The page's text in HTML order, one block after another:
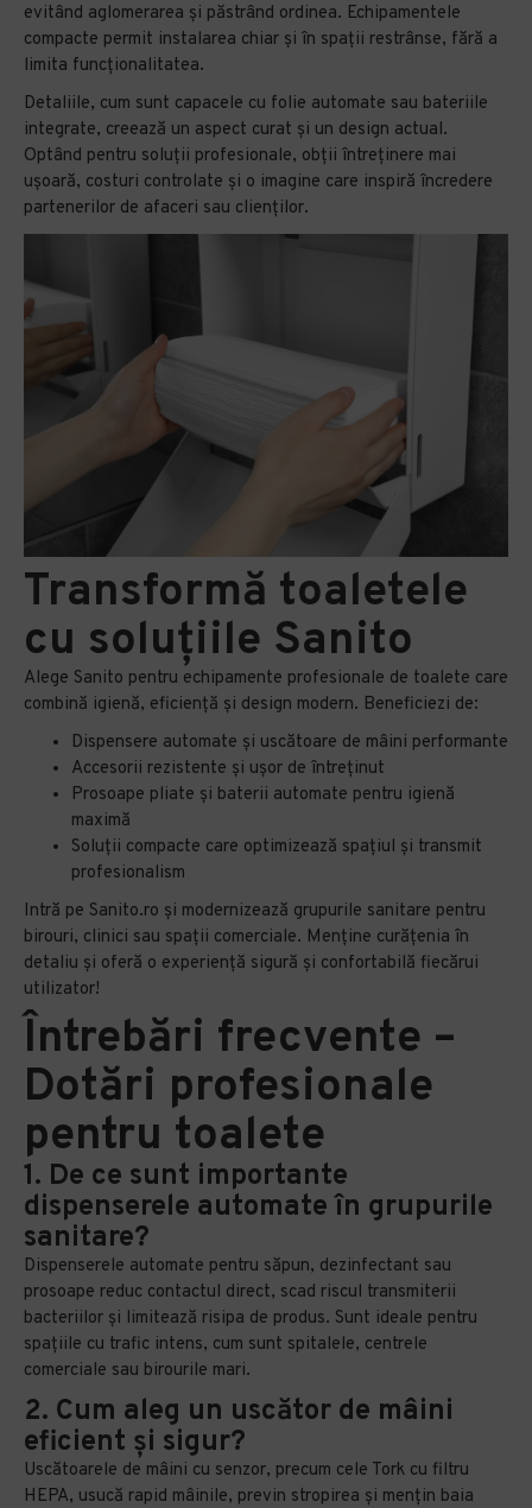
evitând aglomerarea și păstrând ordinea. Echipamentele
compacte permit instalarea chiar și în spații restrânse, fără a
limita funcționalitatea.
Detaliile, cum sunt capacele cu folie automate sau bateriile
integrate, creează un aspect curat și un design actual.
Optând pentru soluții profesionale, obții întreținere mai
ușoară, costuri controlate și o imagine care inspiră încredere
partenerilor de afaceri sau clienților.
Transformă toaletele
cu soluțiile Sanito
Alege Sanito pentru echipamente profesionale de toalete care
combină igienă, eficiență și design modern. Beneficiezi de:
Dispensere automate și uscătoare de mâini performante
Accesorii rezistente și ușor de întreținut
Prosoape pliate și baterii automate pentru igienă
maximă
Soluții compacte care optimizează spațiul și transmit
profesionalism
Intră pe Sanito.ro și modernizează grupurile sanitare pentru
birouri, clinici sau spații comerciale. Menține curățenia în
detaliu și oferă o experiență sigură și confortabilă fiecărui
utilizator!
Întrebări frecvente –
Dotări profesionale
pentru toalete
1. De ce sunt importante
dispenserele automate în grupurile
sanitare?
Dispenserele automate pentru săpun, dezinfectant sau
prosoape reduc contactul direct, scad riscul transmiterii
bacteriilor și limitează risipa de produs. Sunt ideale pentru
spațiile cu trafic intens, cum sunt spitalele, centrele
comerciale sau birourile mari.
2. Cum aleg un uscător de mâini
eficient și sigur?
Uscătoarele de mâini cu senzor, precum cele Tork cu filtru
HEPA, usucă rapid mâinile, previn stropirea și mențin baia